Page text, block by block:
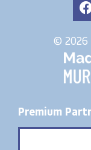
© 2026
Premium